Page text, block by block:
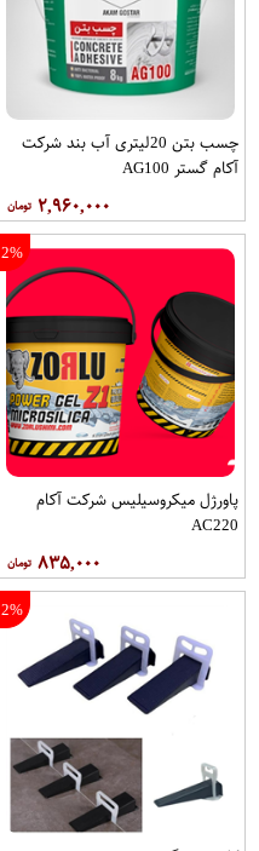
چسب بتن 20لیتری آب بند شرکت
آکام گستر AG100
۲,۹۶۰,۰۰۰
2%
پاورژل میکروسیلیس شرکت آکام
AC220
۸۳۵,۰۰۰
2%